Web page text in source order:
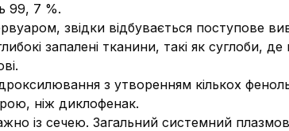
99, 7 %.
звідки відбувається поступове
запалені тканини, такі як суглоби,
з утворенням кількох
ніж диклофенак.
із сечею. Загальний системний